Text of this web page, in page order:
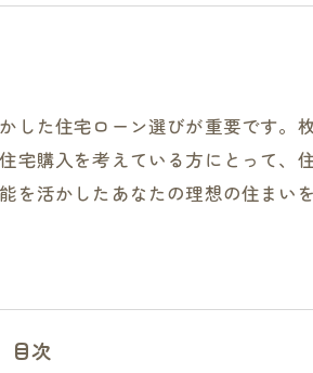
た住宅ローン選びが重要です。
宅購入を考えている方にとって、
活かしたあなたの理想の住まい
目次